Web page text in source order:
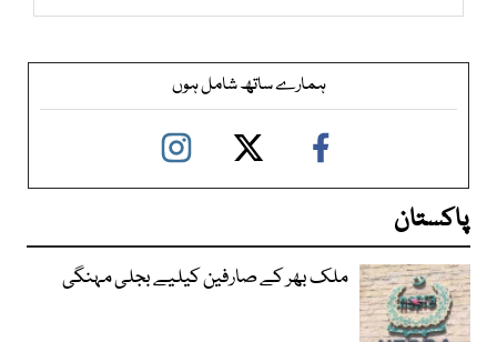
ہمارے ساتھ شامل ہوں
پاکستان
ملک بھر کے صارفین کیلیے بجلی مہنگی